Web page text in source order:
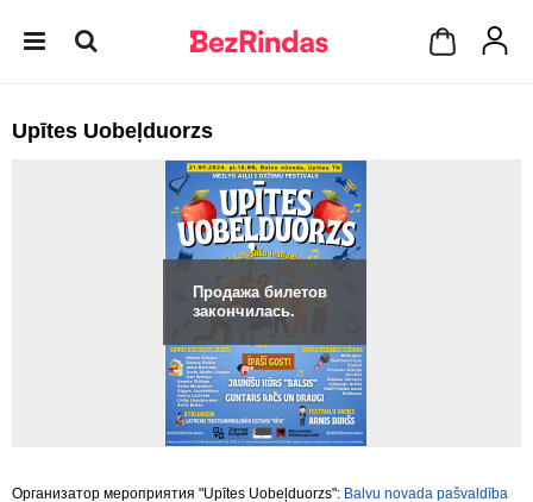
Upītes Uobeļduorzs
Продажа билетов
закончилась.
Организатор мероприятия "Upītes Uobeļduorzs": Balvu novada pašvaldība